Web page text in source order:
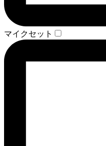
マイクセット